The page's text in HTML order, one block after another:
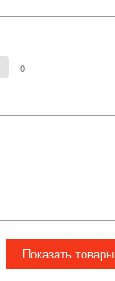
0
Показать товары